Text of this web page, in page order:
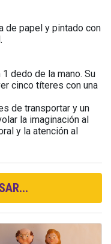
de papel y pintado con
dedo de la mano. Su
cinco títeres con una
de transportar y un
la imaginación al
y la atención al